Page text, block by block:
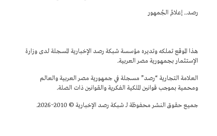
رصد.. إعلامُ الجُمهور
هذا الموقع تملكه وتديره مؤسسة شبكة رصد الإخبارية المسجلة لدى وزارة
الإستثمار بجمهورية مصر العربية.
العلامة التجارية “رصد” مسجلة في جمهورية مصر العربية والعالم
ومحمية بموجب قوانين الملكية الفكرية والقوانين ذات الصلة.
جميع حقوق النشر محفوظة لـ شبكة رصد الإخبارية © 2010~2026.